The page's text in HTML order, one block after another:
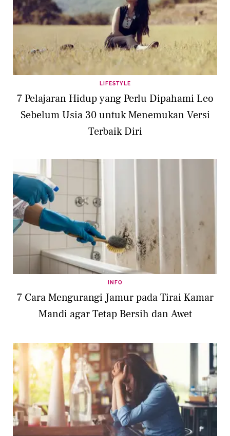
LIFESTYLE
7 Pelajaran Hidup yang Perlu Dipahami Leo
Sebelum Usia 30 untuk Menemukan Versi
Terbaik Diri
INFO
7 Cara Mengurangi Jamur pada Tirai Kamar
Mandi agar Tetap Bersih dan Awet